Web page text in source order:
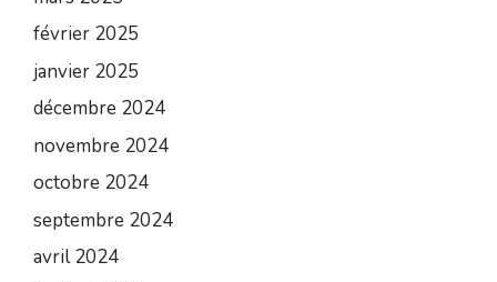
février 2025
janvier 2025
décembre 2024
novembre 2024
octobre 2024
septembre 2024
avril 2024